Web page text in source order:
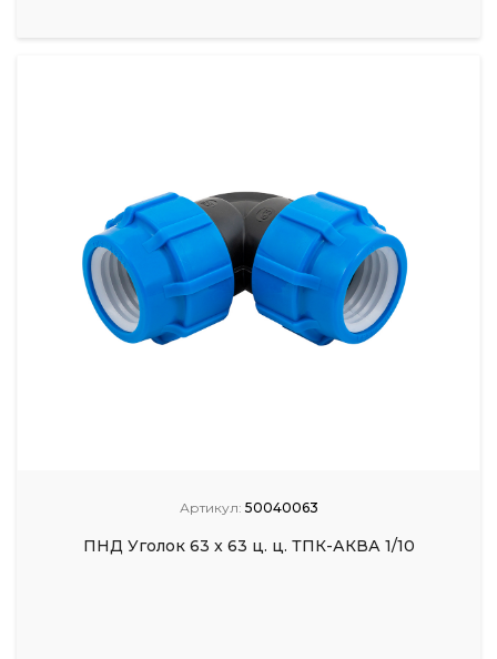
Артикул: 50040063
ПНД Уголок 63 x 63 ц. ц. ТПК-АКВА 1/10